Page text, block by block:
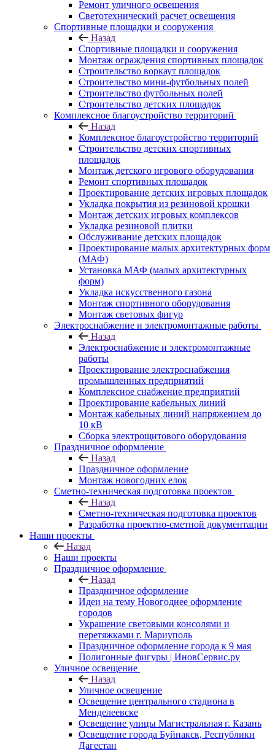
Ремонт уличного освещения
Светотехнический расчет освещения
Спортивные площадки и сооружения
Назад
Спортивные площадки и сооружения
Монтаж ограждения спортивных площадок
Строительство воркаут площадок
Строительство мини-футбольных полей
Строительство футбольных полей
Строительство детских площадок
Комплексное благоустройство территорий
Назад
Комплексное благоустройство территорий
Строительство детских спортивных
площадок
Монтаж детского игрового оборудования
Ремонт спортивных площадок
Проектирование детских игровых площадок
Укладка покрытия из резиновой крошки
Монтаж детских игровых комплексов
Укладка резиновой плитки
Обслуживание детских площадок
Проектирование малых архитектурных форм
(МАФ)
Установка МАФ (малых архитектурных
форм)
Укладка искусственного газона
Монтаж спортивного оборудования
Монтаж световых фигур
Электроснабжение и электромонтажные работы
Назад
Электроснабжение и электромонтажные
работы
Проектирование электроснабжения
промышленных предприятий
Комплексное снабжение предприятий
Проектирование кабельных линий
Монтаж кабельных линий напряжением до
10 кВ
Сборка электрощитового оборудования
Праздничное оформление
Назад
Праздничное оформление
Монтаж новогодних елок
Сметно-техническая подготовка проектов
Назад
Сметно-техническая подготовка проектов
Разработка проектно-сметной документации
Наши проекты
Назад
Наши проекты
Праздничное оформление
Назад
Праздничное оформление
Идеи на тему Новогоднее оформление
городов
Украшение световыми консолями и
перетяжками г. Мариуполь
Праздничное оформление города к 9 мая
Полигонные фигуры | ИновСервис.ру
Уличное освещение
Назад
Уличное освещение
Освещение центрального стадиона в
Менделеевске
Освещение улицы Магистральная г. Казань
Освещение города Буйнакск, Республики
Дагестан